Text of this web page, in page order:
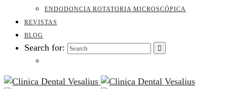
ENDODONCIA ROTATORIA MICROSCÓPICA
REVISTAS
BLOG
Search for: